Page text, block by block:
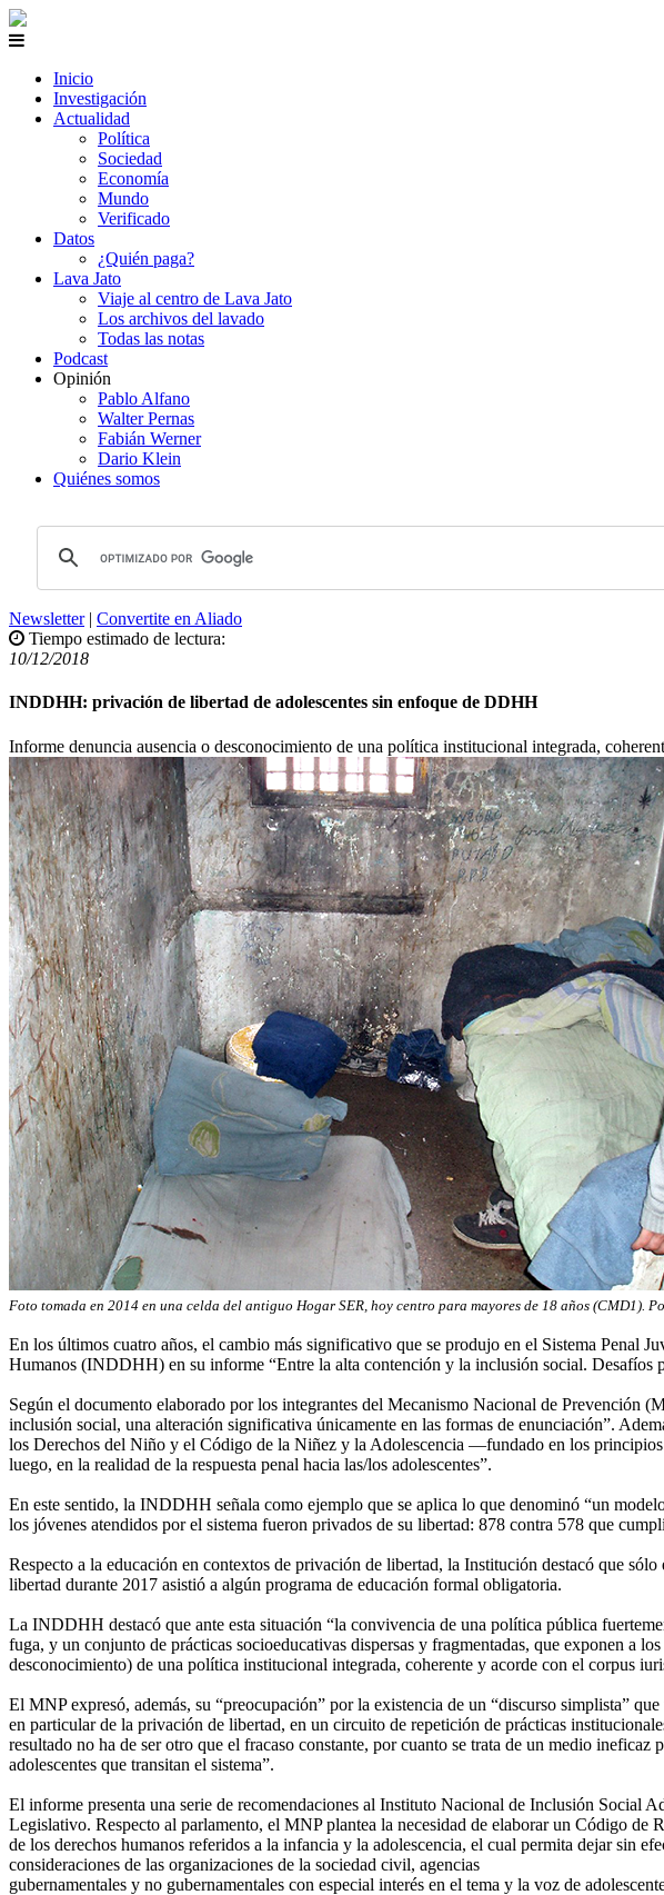
Inicio
Investigación
Actualidad
Política
Sociedad
Economía
Mundo
Verificado
Datos
¿Quién paga?
Lava Jato
Viaje al centro de Lava Jato
Los archivos del lavado
Todas las notas
Podcast
Opinión
Pablo Alfano
Walter Pernas
Fabián Werner
Dario Klein
Quiénes somos
Newsletter| Convertite en Aliado
Tiempo estimado de lectura:
10/12/2018
INDDHH: privación de libertad de adolescentes sin enfoque de DDHH
Informe denuncia ausencia o desconocimiento de una política institucional integrada,
Foto tomada en 2014 en una celda del antiguo Hogar SER, hoy centro para mayores de 18 años (CMD1).
En los últimos cuatro años, el cambio más significativo que se produjo en el Sistema Penal
Humanos (INDDHH) en su informe “Entre la alta contención y la inclusión social. Desafíos
Según el documento elaborado por los integrantes del Mecanismo Nacional de Prevención
inclusión social, una alteración significativa únicamente en las formas de enunciación”.
los Derechos del Niño y el Código de la Niñez y la Adolescencia —fundado en los
luego, en la realidad de la respuesta penal hacia las/los adolescentes”.
En este sentido, la INDDHH señala como ejemplo que se aplica lo que denominó “un
los jóvenes atendidos por el sistema fueron privados de su libertad: 878 contra 578 que
Respecto a la educación en contextos de privación de libertad, la Institución destacó que
libertad durante 2017 asistió a algún programa de educación formal obligatoria.
La INDDHH destacó que ante esta situación “la convivencia de una política pública
fuga, y un conjunto de prácticas socioeducativas dispersas y fragmentadas, que exponen a
desconocimiento) de una política institucional integrada, coherente y acorde con el corpus
El MNP expresó, además, su “preocupación” por la existencia de un “discurso simplista”
en particular de la privación de libertad, en un circuito de repetición de prácticas
resultado no ha de ser otro que el fracaso constante, por cuanto se trata de un medio
adolescentes que transitan el sistema”.
El informe presenta una serie de recomendaciones al Instituto Nacional de Inclusión
Legislativo. Respecto al parlamento, el MNP plantea la necesidad de elaborar un Código
de los derechos humanos referidos a la infancia y la adolescencia, el cual permita dejar sin
consideraciones de las organizaciones de la sociedad civil, agencias
gubernamentales y no gubernamentales con especial interés en el tema y la voz de